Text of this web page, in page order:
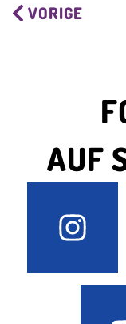
VORIGE
AUF